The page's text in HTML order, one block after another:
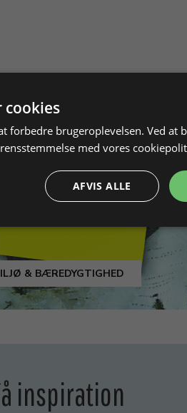
& BÆREDYGTIGHED
inspiration
cookies
forbedre brugeroplevelsen. Ved at
med vores
AFVIS ALLE